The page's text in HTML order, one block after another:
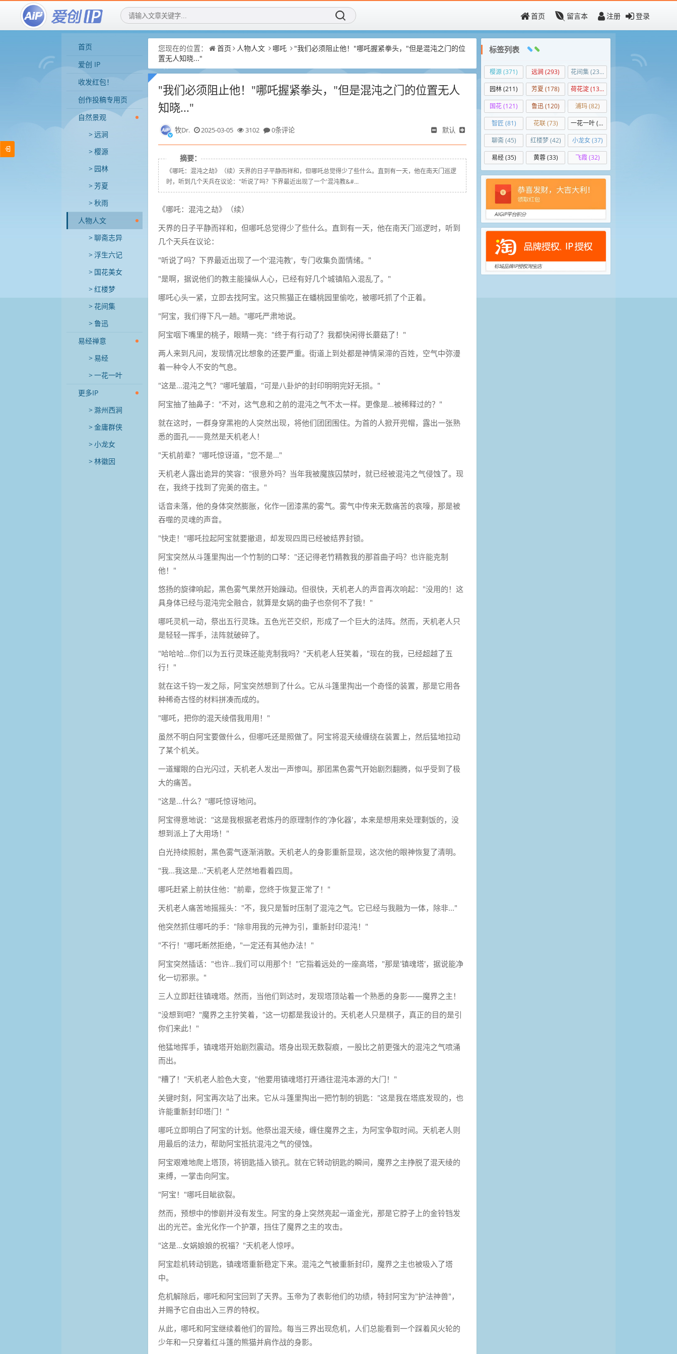
首页 留言本 注册 登录
首页
爱创 IP
收发红包！
创作投稿专用页
自然景观
远涧
樱源
园林
芳夏
秋雨
人物人文
聊斋志异
浮生六记
国花美女
红楼梦
花间集
鲁迅
易经禅意
易经
一花一叶
更多IP
滁州西涧
金庸群侠
小龙女
林徽因
您现在的位置： 首页 人物人文 哪吒
"我们必须阻止他！"哪吒握紧拳头，"但是混沌之门的位
置无人知晓..."
"我们必须阻止他！"哪吒握紧拳头，"但是混沌之门的位置无人
知晓..."
牧Dr. 2025-03-05 3102 0条评论 默认
摘要：
《哪吒：混沌之劫》（续）天界的日子平静而祥和，但哪吒总觉得少了些什么。直到有一天，他在南天门巡逻
时，听到几个天兵在议论："听说了吗？下界最近出现了一个'混沌教&#...
《哪吒：混沌之劫》（续）
天界的日子平静而祥和，但哪吒总觉得少了些什么。直到有一天，他在南天门巡逻时，听到
几个天兵在议论：
"听说了吗？下界最近出现了一个'混沌教'，专门收集负面情绪。"
"是啊，据说他们的教主能操纵人心，已经有好几个城镇陷入混乱了。"
哪吒心头一紧，立即去找阿宝。这只熊猫正在蟠桃园里偷吃，被哪吒抓了个正着。
"阿宝，我们得下凡一趟。"哪吒严肃地说。
阿宝咽下嘴里的桃子，眼睛一亮："终于有行动了？我都快闲得长蘑菇了！"
两人来到凡间，发现情况比想象的还要严重。街道上到处都是神情呆滞的百姓，空气中弥漫
着一种令人不安的气息。
"这是...混沌之气？"哪吒皱眉，"可是八卦炉的封印明明完好无损。"
阿宝抽了抽鼻子："不对，这气息和之前的混沌之气不太一样。更像是...被稀释过的？"
就在这时，一群身穿黑袍的人突然出现，将他们团团围住。为首的人掀开兜帽，露出一张熟
悉的面孔——竟然是天机老人！
"天机前辈？"哪吒惊讶道，"您不是..."
天机老人露出诡异的笑容："很意外吗？当年我被魔族囚禁时，就已经被混沌之气侵蚀了。现
在，我终于找到了完美的宿主。"
话音未落，他的身体突然膨胀，化作一团漆黑的雾气。雾气中传来无数痛苦的哀嚎，那是被
吞噬的灵魂的声音。
"快走！"哪吒拉起阿宝就要撤退，却发现四周已经被结界封锁。
阿宝突然从斗篷里掏出一个竹制的口琴："还记得老竹精教我的那首曲子吗？也许能克制
他！"
悠扬的旋律响起，黑色雾气果然开始躁动。但很快，天机老人的声音再次响起："没用的！这
具身体已经与混沌完全融合，就算是女娲的曲子也奈何不了我！"
哪吒灵机一动，祭出五行灵珠。五色光芒交织，形成了一个巨大的法阵。然而，天机老人只
是轻轻一挥手，法阵就破碎了。
"哈哈哈...你们以为五行灵珠还能克制我吗？"天机老人狂笑着，"现在的我，已经超越了五
行！"
就在这千钧一发之际，阿宝突然想到了什么。它从斗篷里掏出一个奇怪的装置，那是它用各
种稀奇古怪的材料拼凑而成的。
"哪吒，把你的混天绫借我用用！"
虽然不明白阿宝要做什么，但哪吒还是照做了。阿宝将混天绫缠绕在装置上，然后猛地拉动
了某个机关。
一道耀眼的白光闪过，天机老人发出一声惨叫。那团黑色雾气开始剧烈翻腾，似乎受到了极
大的痛苦。
"这是...什么？"哪吒惊讶地问。
阿宝得意地说："这是我根据老君炼丹的原理制作的'净化器'，本来是想用来处理剩饭的，没
想到派上了大用场！"
白光持续照射，黑色雾气逐渐消散。天机老人的身影重新显现，这次他的眼神恢复了清明。
"我...我这是..."天机老人茫然地看着四周。
哪吒赶紧上前扶住他："前辈，您终于恢复正常了！"
天机老人痛苦地摇摇头："不，我只是暂时压制了混沌之气。它已经与我融为一体，除非..."
他突然抓住哪吒的手："除非用我的元神为引，重新封印混沌！"
"不行！"哪吒断然拒绝，"一定还有其他办法！"
阿宝突然插话："也许...我们可以用那个！"它指着远处的一座高塔，"那是'镇魂塔'，据说能净
化一切邪祟。"
三人立即赶往镇魂塔。然而，当他们到达时，发现塔顶站着一个熟悉的身影——魔界之主！
"没想到吧？"魔界之主狞笑着，"这一切都是我设计的。天机老人只是棋子，真正的目的是引
你们来此！"
他猛地挥手，镇魂塔开始剧烈震动。塔身出现无数裂痕，一股比之前更强大的混沌之气喷涌
而出。
"糟了！"天机老人脸色大变，"他要用镇魂塔打开通往混沌本源的大门！"
关键时刻，阿宝再次站了出来。它从斗篷里掏出一把竹制的钥匙："这是我在塔底发现的，也
许能重新封印塔门！"
哪吒立即明白了阿宝的计划。他祭出混天绫，缠住魔界之主，为阿宝争取时间。天机老人则
用最后的法力，帮助阿宝抵抗混沌之气的侵蚀。
阿宝艰难地爬上塔顶，将钥匙插入锁孔。就在它转动钥匙的瞬间，魔界之主挣脱了混天绫的
束缚，一掌击向阿宝。
"阿宝！"哪吒目眦欲裂。
然而，预想中的惨剧并没有发生。阿宝的身上突然亮起一道金光，那是它脖子上的金铃铛发
出的光芒。金光化作一个护罩，挡住了魔界之主的攻击。
"这是...女娲娘娘的祝福？"天机老人惊呼。
阿宝趁机转动钥匙，镇魂塔重新稳定下来。混沌之气被重新封印，魔界之主也被吸入了塔
中。
危机解除后，哪吒和阿宝回到了天界。玉帝为了表彰他们的功绩，特封阿宝为"护法神兽"，
并赐予它自由出入三界的特权。
从此，哪吒和阿宝继续着他们的冒险。每当三界出现危机，人们总能看到一个踩着风火轮的
少年和一只穿着红斗篷的熊猫并肩作战的身影。
标签列表
樱源(371) 远涧 (293) 花间集(237)
园林(211) 芳夏 (178) 荷花淀(139)
国花(121) 鲁迅(120) 浦玛(82)
智匠 (81) 花联(73) 一花一叶(50)
聊斋(45) 红楼梦(42) 小龙女(37)
易经(35) 黄蓉(33) 飞霞 (32)